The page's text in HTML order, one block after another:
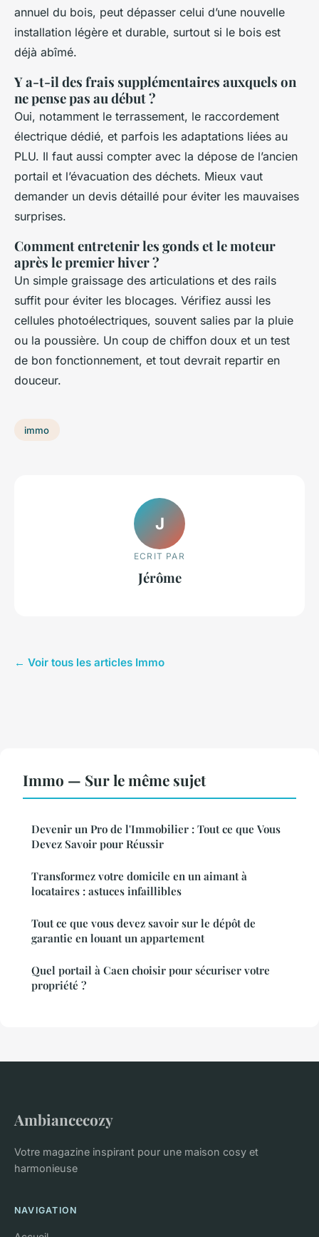
annuel du bois, peut dépasser celui d’une nouvelle
installation légère et durable, surtout si le bois est
déjà abîmé.
Y a-t-il des frais supplémentaires auxquels on
ne pense pas au début ?
Oui, notamment le terrassement, le raccordement
électrique dédié, et parfois les adaptations liées au
PLU. Il faut aussi compter avec la dépose de l’ancien
portail et l’évacuation des déchets. Mieux vaut
demander un devis détaillé pour éviter les mauvaises
surprises.
Comment entretenir les gonds et le moteur
après le premier hiver ?
Un simple graissage des articulations et des rails
suffit pour éviter les blocages. Vérifiez aussi les
cellules photoélectriques, souvent salies par la pluie
ou la poussière. Un coup de chiffon doux et un test
de bon fonctionnement, et tout devrait repartir en
douceur.
immo
J
ECRIT PAR
Jérôme
← Voir tous les articles Immo
Immo — Sur le même sujet
Devenir un Pro de l'Immobilier : Tout ce que Vous
Devez Savoir pour Réussir
Transformez votre domicile en un aimant à
locataires : astuces infaillibles
Tout ce que vous devez savoir sur le dépôt de
garantie en louant un appartement
Quel portail à Caen choisir pour sécuriser votre
propriété ?
Ambiancecozy
Votre magazine inspirant pour une maison cosy et
harmonieuse
NAVIGATION